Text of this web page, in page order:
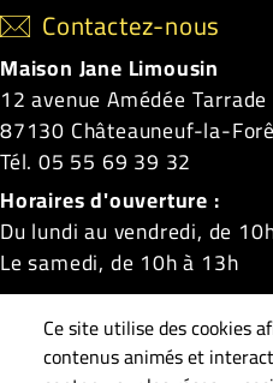
Contactez-nous
Maison Jane Limousin
12 avenue Amédée Tarrade
87130 Châteauneuf-la-
Tél. 05 55 69 39 32
Horaires d'ouverture :
Du lundi au vendredi, de
Le samedi, de 10h à 13h
Châteauneuf-la-Forêt|La
Linards|Masléon|Neuvic-
Ce site utilise des cookies
contenus animés et